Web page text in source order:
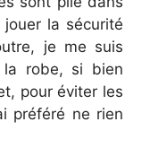
jouer la sécurité
je me suis
la robe, si bien
pour éviter les
préféré ne rien